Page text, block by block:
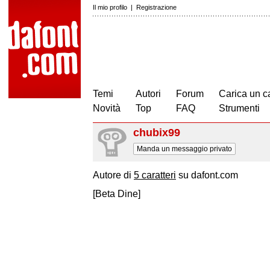
Il mio profilo | Registrazione
Temi
Novità
Autori
Top
Forum
FAQ
Carica un
Strumenti
chubix99
Manda un messaggio privato
Autore di 5 caratteri su dafont.com
[Beta Dine]